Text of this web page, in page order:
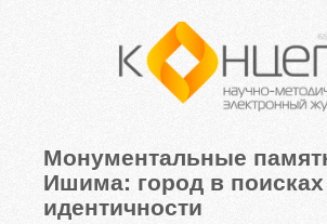
Монументальные
Ишима: город в поисках
идентичности